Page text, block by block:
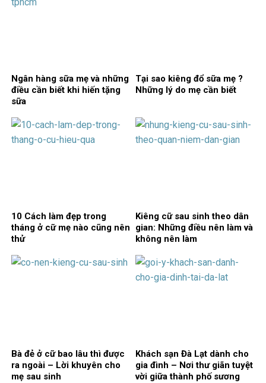
Ngân hàng sữa mẹ và những
điều cần biết khi hiến tặng
sữa
Tại sao kiêng đổ sữa mẹ ?
Những lý do mẹ cần biết
10 Cách làm đẹp trong
tháng ở cữ mẹ nào cũng nên
thử
Kiêng cữ sau sinh theo dân
gian: Những điều nên làm và
không nên làm
Bà đẻ ở cữ bao lâu thì được
ra ngoài – Lời khuyên cho
mẹ sau sinh
Khách sạn Đà Lạt dành cho
gia đình – Nơi thư giãn tuyệt
vời giữa thành phố sương